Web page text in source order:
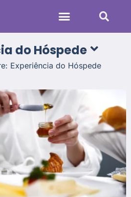
do Hóspede
Experiência do Hóspede